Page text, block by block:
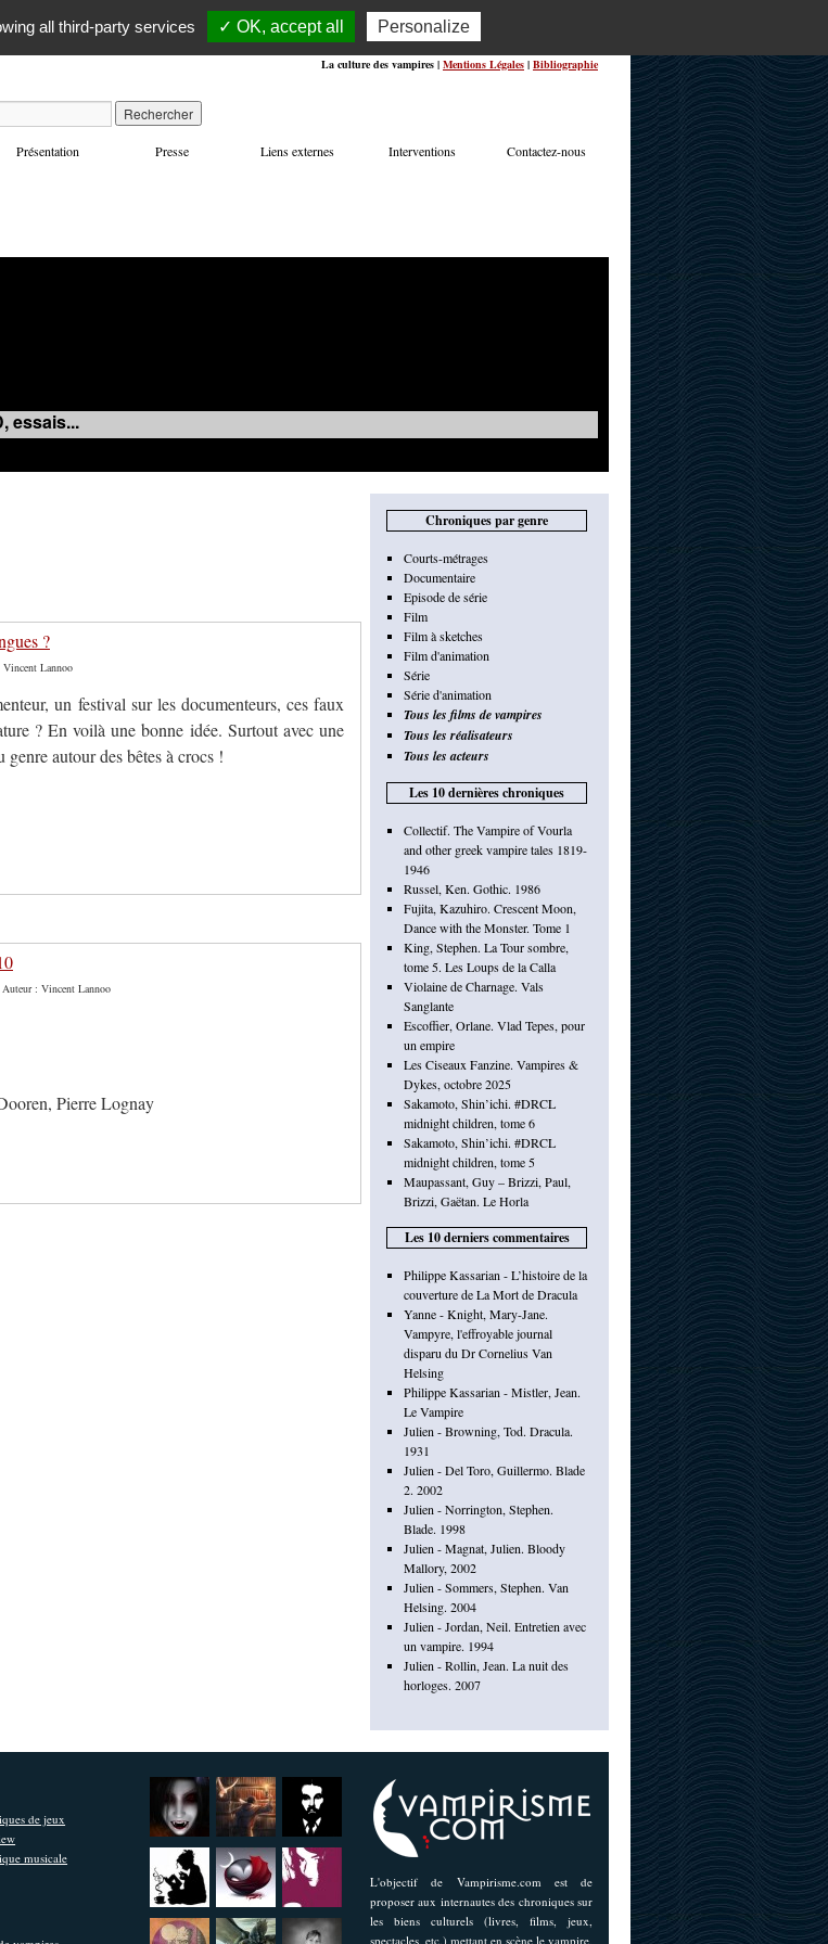
La culture des vampires | Mentions Légales | Bibliographie
Présentation Presse Liens externes Interventions Contactez-nous
essais...
?
Lannoo
un festival sur les documenteurs, ces faux
? En voilà une bonne idée. Surtout avec une
autour des bêtes à crocs !
: Vincent Lannoo
Pierre Lognay
Chroniques par genre
Courts-métrages
Documentaire
Episode de série
Film
Film à sketches
Film d'animation
Série
Série d'animation
Tous les films de vampires
Tous les réalisateurs
Tous les acteurs
Les 10 dernières chroniques
Collectif. The Vampire of Vourla
and other greek vampire tales 1819-
1946
Russel, Ken. Gothic. 1986
Fujita, Kazuhiro. Crescent Moon,
Dance with the Monster. Tome 1
King, Stephen. La Tour sombre,
tome 5. Les Loups de la Calla
Violaine de Charnage. Vals
Sanglante
Escoffier, Orlane. Vlad Tepes, pour
un empire
Les Ciseaux Fanzine. Vampires &
Dykes, octobre 2025
Sakamoto, Shin’ichi. #DRCL
midnight children, tome 6
Sakamoto, Shin’ichi. #DRCL
midnight children, tome 5
Maupassant, Guy – Brizzi, Paul,
Brizzi, Gaëtan. Le Horla
Les 10 derniers commentaires
Philippe Kassarian - L’histoire de la
couverture de La Mort de Dracula
Yanne - Knight, Mary-Jane.
Vampyre, l'effroyable journal
disparu du Dr Cornelius Van
Helsing
Philippe Kassarian - Mistler, Jean.
Le Vampire
Julien - Browning, Tod. Dracula.
1931
Julien - Del Toro, Guillermo. Blade
2. 2002
Julien - Norrington, Stephen.
Blade. 1998
Julien - Magnat, Julien. Bloody
Mallory, 2002
Julien - Sommers, Stephen. Van
Helsing. 2004
Julien - Jordan, Neil. Entretien avec
un vampire. 1994
Julien - Rollin, Jean. La nuit des
horloges. 2007
L'objectif de Vampirisme.com est de
proposer aux internautes des chroniques sur
les biens culturels (livres, films, jeux,
spectacles, etc.) mettant en scène le vampire,
de jeux
musicale
all third-party services ✓ OK, accept all Personalize